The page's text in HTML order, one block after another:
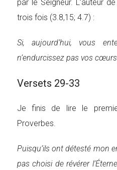
par le Seigneur. L’auteur
trois fois (3.8,15; 4.7) :
Si, aujourd’hui, vous
n’endurcissez pas vos
Versets 29-33
Je finis de lire le
Proverbes.
Puisqu’ils ont détesté mon
pas choisi de révérer